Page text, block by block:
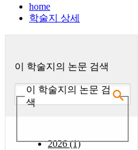
home
학술지 상세
이 학술지의 논문 검색
이 학술지의 논문 검
색
2026 (1)